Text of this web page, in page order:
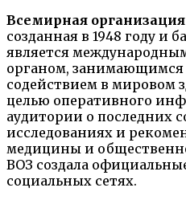
Всемирная
созданная в 1948 году и
является
органом,
содействием в мировом
целью оперативного
аудитории о последних
исследованиях и
медицины и
ВОЗ создала
социальных сетях.